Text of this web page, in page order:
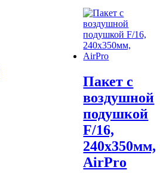
Пакет с
воздушной
подушкой
F/16,
240х350мм,
AirPro